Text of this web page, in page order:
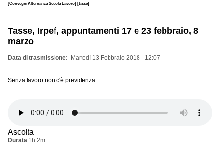
[Convegni Alternanza Scuola Lavoro] [tasse]
Tasse, Irpef, appuntamenti 17 e 23 febbraio, 8
marzo
Data di trasmissione Martedì 13 Febbraio 2018 - 12:07
Senza lavoro non c'è previdenza
Ascolta
Durata 1h 2m